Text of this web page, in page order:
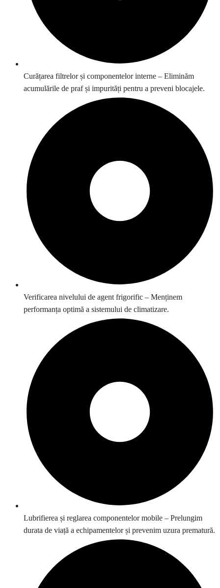
Curățarea filtrelor și componentelor interne – Eliminăm
acumulările de praf și impurități pentru a preveni blocajele.
Verificarea nivelului de agent frigorific – Menținem
performanța optimă a sistemului de climatizare.
Lubrifierea și reglarea componentelor mobile – Prelungim
durata de viață a echipamentelor și prevenim uzura prematură.